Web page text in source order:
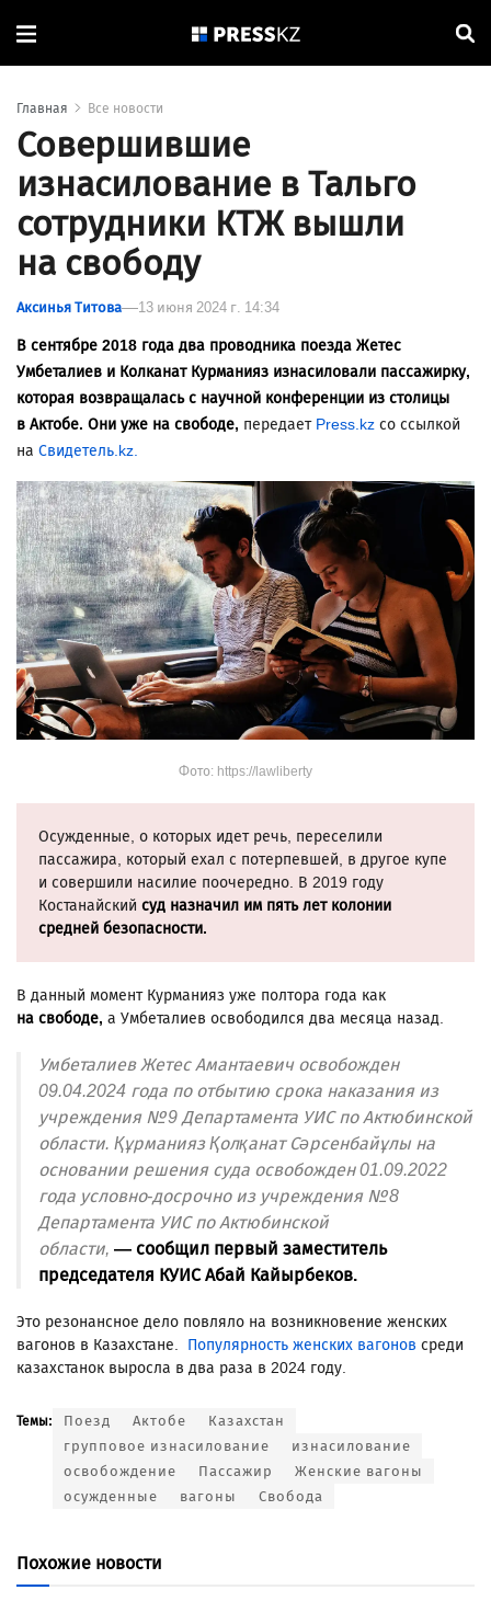
Главная Все новости
Совершившие
изнасилование в Тальго
сотрудники КТЖ вышли
на свободу
Аксинья Титова 13 июня 2024 г. 14:34
В сентябре 2018 года два проводника поезда Жетес
Умбеталиев и Колканат Курманияз изнасиловали пассажирку,
которая возвращалась с научной конференции из столицы
в Актобе. Они уже на свободе, передает Press.kz со ссылкой
на Свидетель.kz.
Фото: https://lawliberty
Осужденные, о которых идет речь, переселили
пассажира, который ехал с потерпевшей, в другое купе
и совершили насилие поочередно. В 2019 году
Костанайский суд назначил им пять лет колонии
средней безопасности.
В данный момент Курманияз уже полтора года как
на свободе, а Умбеталиев освободился два месяца назад.
Умбеталиев Жетес Амантаевич освобожден
09.04.2024 года по отбытию срока наказания из
учреждения № 9 Департамента УИС по Актюбинской
области. Құрманияз Қолқанат Сәрсенбайұлы на
основании решения суда освобожден 01.09.2022
года условно-досрочно из учреждения № 8
Департамента УИС по Актюбинской
области, — сообщил первый заместитель
председателя КУИС Абай Кайырбеков.
Это резонансное дело повляло на возникновение женских
вагонов в Казахстане. Популярность женских вагонов среди
казахстанок выросла в два раза в 2024 году.
Темы: Поезд Актобе
Казахстан
групповое изнасилование
изнасилование
освобождение
Пассажир
Женские вагоны
осужденные
вагоны Свобода
Похожие новости